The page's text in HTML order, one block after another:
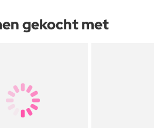
gekocht met